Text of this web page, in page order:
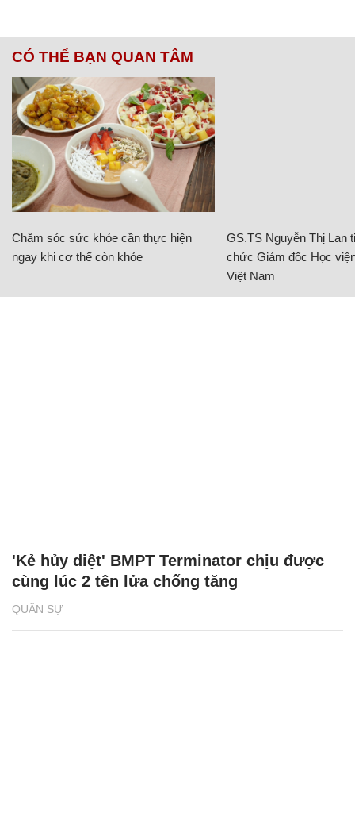
CÓ THỂ BẠN QUAN TÂM
Chăm sóc sức khỏe cần thực hiện
ngay khi cơ thể còn khỏe
GS.TS Nguyễn Thị Lan
chức Giám đốc Học
Việt Nam
QUÂN SỰ
'Kẻ hủy diệt' BMPT Terminator chịu được
cùng lúc 2 tên lửa chống tăng